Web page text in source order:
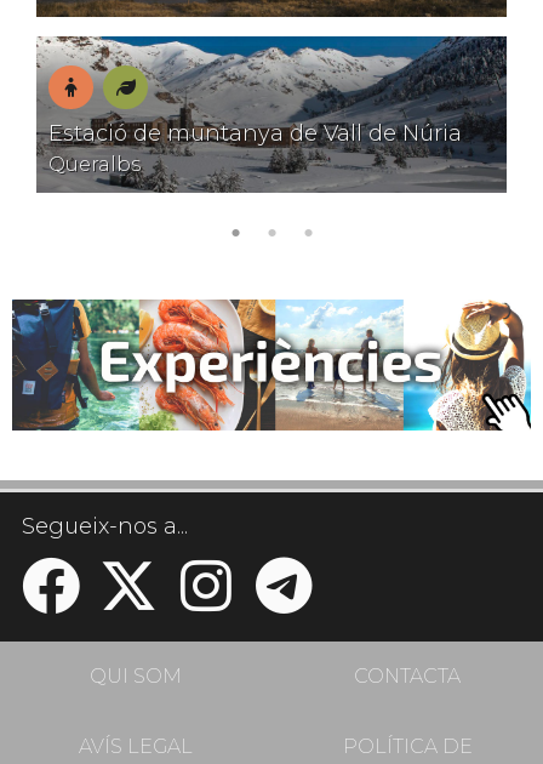
la
platja
família
amb
encant
En
família
Natura
Estació de muntanya de Vall de Núria
Queralbs
Segueix-nos a...
QUI SOM CONTACTA
AVÍS LEGAL
POLÍTICA DE